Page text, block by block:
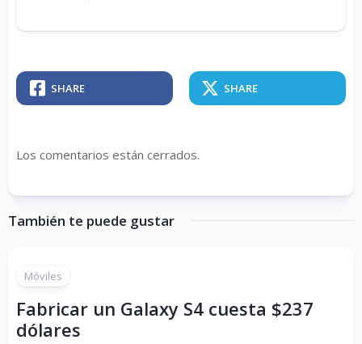
SHARE SHARE
Los comentarios están cerrados.
También te puede gustar
Móviles
Fabricar un Galaxy S4 cuesta $237
dólares